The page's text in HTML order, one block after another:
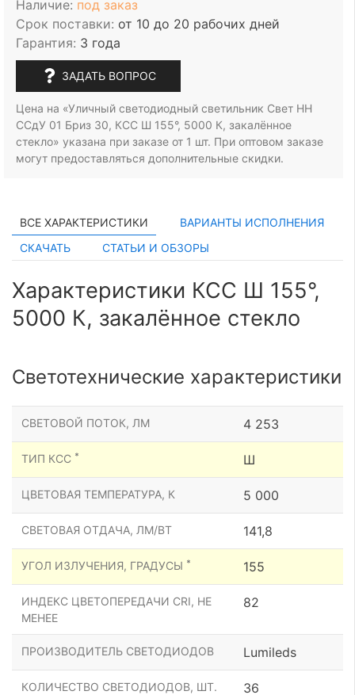
Наличие: под заказ
Срок поставки: от 10 до 20 рабочих дней
Гарантия: 3 года
ЗАДАТЬ ВОПРОС
Цена на «Уличный светодиодный светильник Свет НН
ССдУ 01 Бриз 30, КСС Ш 155°, 5000 К, закалённое
стекло» указана при заказе от 1 шт. При оптовом заказе
могут предоставляться дополнительные скидки.
ВСЕ ХАРАКТЕРИСТИКИ
ВАРИАНТЫ ИСПОЛНЕНИЯ
СКАЧАТЬ
СТАТЬИ И ОБЗОРЫ
Характеристики КСС Ш 155°,
5000 К, закалённое стекло
Светотехнические характеристики
СВЕТОВОЙ ПОТОК, ЛМ 4 253
ТИП КСС * Ш
ЦВЕТОВАЯ ТЕМПЕРАТУРА, К 5 000
СВЕТОВАЯ ОТДАЧА, ЛМ/ВТ 141,8
УГОЛ ИЗЛУЧЕНИЯ, ГРАДУСЫ * 155
ИНДЕКС ЦВЕТОПЕРЕДАЧИ CRI, НЕ
МЕНЕЕ
82
ПРОИЗВОДИТЕЛЬ СВЕТОДИОДОВ Lumileds
КОЛИЧЕСТВО СВЕТОДИОДОВ, ШТ. 36